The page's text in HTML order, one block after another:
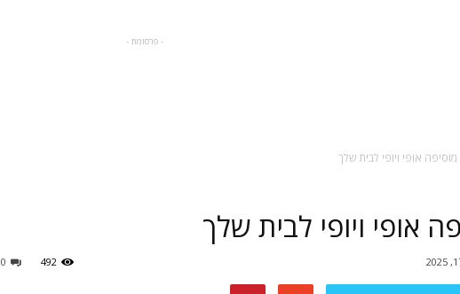
- פרסומת -
אופי ויופי לבית שלך
אופי ויופי לבית שלך
0 492